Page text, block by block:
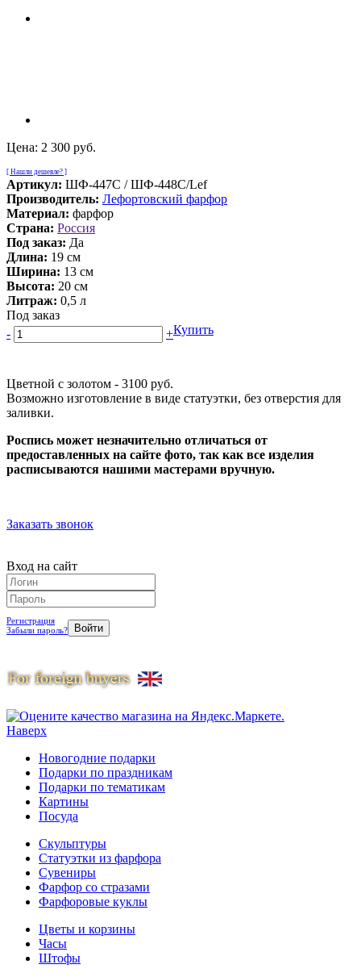
Цена: 2 300 руб.
[ Нашли дешевле? ]
Артикул: ШФ-447С / ШФ-448С/Lef
Производитель: Лефортовский фарфор
Материал: фарфор
Страна: Россия
Под заказ: Да
Длина: 19 см
Ширина: 13 см
Высота: 20 см
Литраж: 0,5 л
Под заказ
-
+Купить
Цветной с золотом - 3100 руб.
Возможно изготовление в виде статуэтки, без отверстия для
заливки.
Роспись может незначительно отличаться от
предоставленных на сайте фото, так как все изделия
расписываются нашими мастерами вручную.
Заказать звонок
Вход на сайт
Регистрация
Забыли пароль?
Наверх
Новогодние подарки
Подарки по праздникам
Подарки по тематикам
Картины
Посуда
Скульптуры
Статуэтки из фарфора
Сувениры
Фарфор со стразами
Фарфоровые куклы
Цветы и корзины
Часы
Штофы